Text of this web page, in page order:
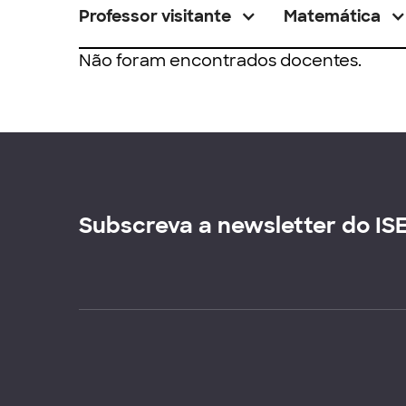
Professor visitante Matemática
Não foram encontrados docentes.
Subscreva a newsletter do